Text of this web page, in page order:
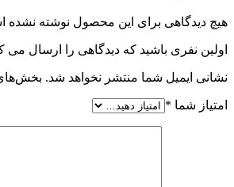
هیچ دیدگاهی برای این محصول نوشته نشده
اولین نفری باشید که دیدگاهی را ارسال می
نشانی ایمیل شما منتشر نخواهد شد.
امتیاز شما *